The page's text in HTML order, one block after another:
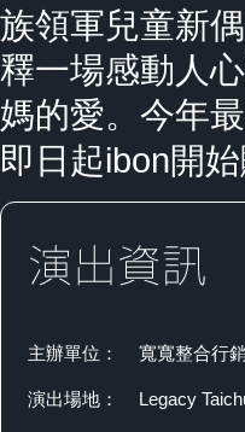
族領軍兒童新
釋一場感動人
媽的愛。今年
即日起ibon開始
主辦單位： 寬寬整合行
演出場地： Legacy